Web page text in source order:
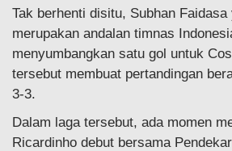
Tak berhenti disitu, Subhan Faidasa
merupakan andalan timnas
menyumbangkan satu gol untuk
tersebut membuat pertandingan
3-3.
Dalam laga tersebut, ada momen
Ricardinho debut bersama